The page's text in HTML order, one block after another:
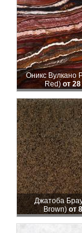
Оникс Вулкано
Red)от
Джатоба
Brown) от